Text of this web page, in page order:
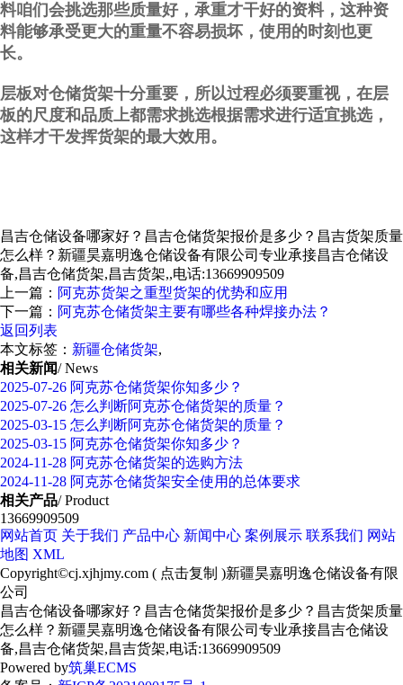
料咱们会挑选那些质量好，承重才干好的资料，这种资
料能够承受更大的重量不容易损坏，使用的时刻也更
长。
层板对仓储货架十分重要，所以过程必须要重视，在层
板的尺度和品质上都需求挑选根据需求进行适宜挑选，
这样才干发挥货架的最大效用。
昌吉仓储设备哪家好？昌吉仓储货架报价是多少？昌吉货架质量
怎么样？新疆昊嘉明逸仓储设备有限公司专业承接昌吉仓储设
备,昌吉仓储货架,昌吉货架,,电话:13669909509
上一篇： 阿克苏货架之重型货架的优势和应用
下一篇： 阿克苏仓储货架主要有哪些各种焊接办法？
返回列表
本文标签： 新疆仓储货架,
相关新闻/ News
2025-07-26 阿克苏仓储货架你知多少？
2025-07-26 怎么判断阿克苏仓储货架的质量？
2025-03-15 怎么判断阿克苏仓储货架的质量？
2025-03-15 阿克苏仓储货架你知多少？
2024-11-28 阿克苏仓储货架的选购方法
2024-11-28 阿克苏仓储货架安全使用的总体要求
相关产品/ Product
13669909509
网站首页 关于我们 产品中心 新闻中心 案例展示 联系我们 网站
地图 XML
Copyright©cj.xjhjmy.com ( 点击复制 )新疆昊嘉明逸仓储设备有限
公司
昌吉仓储设备哪家好？昌吉仓储货架报价是多少？昌吉货架质量
怎么样？新疆昊嘉明逸仓储设备有限公司专业承接昌吉仓储设
备,昌吉仓储货架,昌吉货架,电话:13669909509
Powered by筑巢ECMS